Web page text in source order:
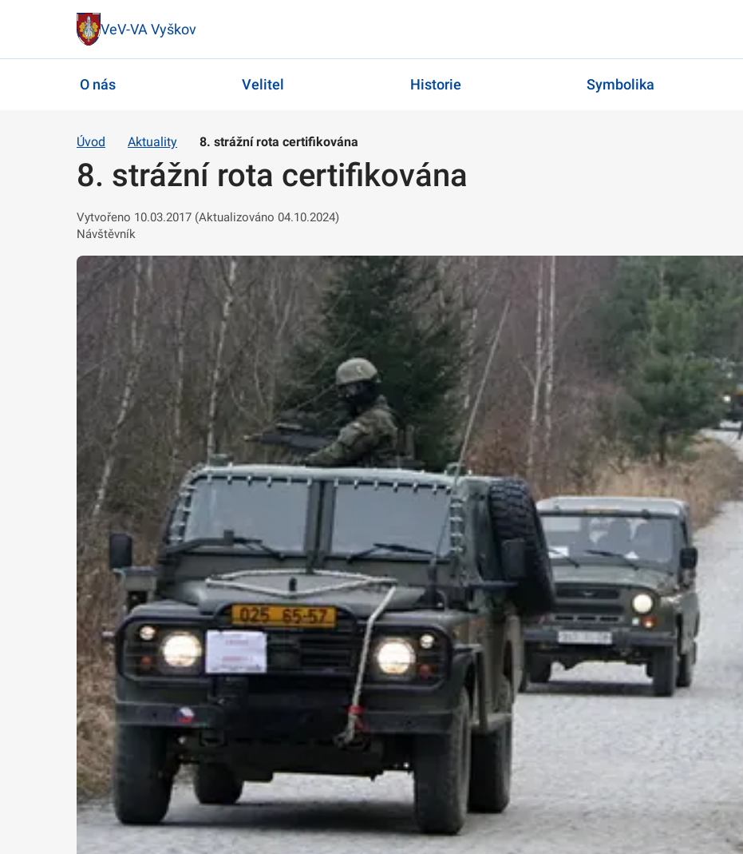
VeV-VA Vyškov
O nás Velitel Historie Symbolika
Úvod Aktuality 8. strážní rota certifikována
8. strážní rota certifikována
Vytvořeno 10.03.2017 (Aktualizováno 04.10.2024)
Návštěvník